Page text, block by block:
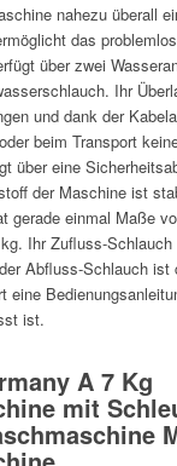
nahezu überall
das
über zwei
Ihr
und dank der
beim Transport
über eine
der Maschine ist
gerade einmal Maße
Ihr Zufluss-
Abfluss-Schlauch
eine
ist.
A 7 Kg
mit